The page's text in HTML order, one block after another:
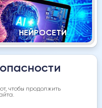
НЕЙРОСЕТИ
чтобы продолжить